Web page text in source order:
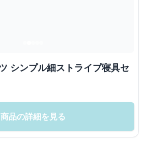
シンプル細ストライプ寝具セ
商品の詳細を見る